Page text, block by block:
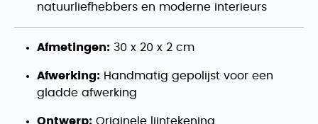
natuurliefhebbers en moderne interieurs
Afmetingen: 30 x 20 x 2 cm
Afwerking: Handmatig gepolijst voor een
gladde afwerking
Ontwerp: Originele lijntekening